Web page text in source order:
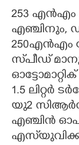
253 എൻഎം
എഞ്ചിനും,
250എൻഎം
സ്‌പീഡ്
1.5 ലിറ്റർ
യു2
എഞ്ചിൻ